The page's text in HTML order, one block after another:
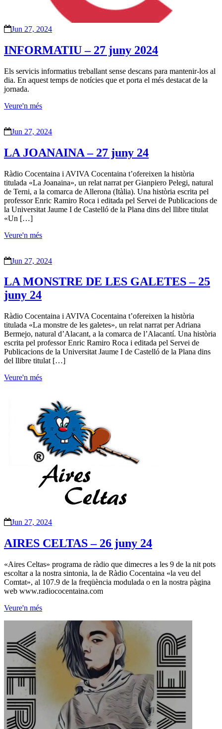
Jun 27, 2024
INFORMATIU – 27 juny 2024
Els servicis informatius treballant sense descans para mantenir-los al
dia. En aquest temps de notícies que et porta el més destacat de la
jornada.
Veure'n més
Jun 27, 2024
LA JOANAINA – 27 juny 24
Ràdio Cocentaina i AVIVA Cocentaina t’ofereixen la història
titulada «La Joanaina», un relat narrat per Gianpiero Pelegi, natural
de Terni, a la comarca de Allerona (Itàlia). Una història escrita pel
professor Enric Ramiro Roca i editada pel Servei de Publicacions de
la Universitat Jaume I de Castelló de la Plana dins del llibre titulat
«Un […]
Veure'n més
Jun 27, 2024
LA MONSTRE DE LES GALETES – 25
juny 24
Ràdio Cocentaina i AVIVA Cocentaina t’ofereixen la història
titulada «La monstre de les galetes», un relat narrat per Adriana
Bermejo, natural d’Alacant, a la comarca de l’Alacantí. Una història
escrita pel professor Enric Ramiro Roca i editada pel Servei de
Publicacions de la Universitat Jaume I de Castelló de la Plana dins
del llibre titulat […]
Veure'n més
Jun 27, 2024
AIRES CELTAS – 26 juny 24
«Aires Celtas» programa de ràdio que dimecres a les 9 de la nit pots
escoltar a la nostra sintonia, la de Ràdio Cocentaina «la veu del
Comtat», al 107.9 de la freqüència modulada o en la nostra pàgina
web www.radiococentaina.com
Veure'n més